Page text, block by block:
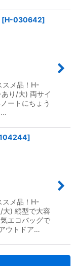
[H-030642]
メ品！H-
り/大) 両サイ
ートにちょう
…
]
メ品！H-
) 縦型で大容
エコバッグで
ウトドア…